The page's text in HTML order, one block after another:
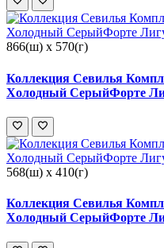
866(ш) x 570(г)
Коллекция Севилья
Холодный СерыйФорте
568(ш) x 410(г)
Коллекция Севилья
Холодный СерыйФорте